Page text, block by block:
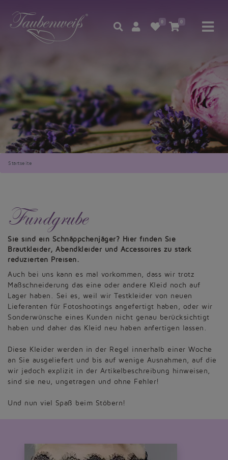
0 0
Startseite
Fundgrube
Sie sind ein Schnäppchenjäger? Hier finden Sie
Brautkleider, Abendkleider und Accessoires zu stark
reduzierten Preisen.
Auch bei uns kann es mal vorkommen, dass wir trotz
Maßschneiderung das eine oder andere Kleid noch auf
Lager haben. Sei es, weil wir Testkleider von neuen
Lieferanten für Fotoshootings angefertigt haben, oder wir
Sonderwünsche eines Kunden nicht genau berücksichtigt
haben und daher das Kleid neu haben anfertigen lassen.
Diese Kleider werden in der Regel innerhalb einer Woche
an Sie ausgeliefert und bis auf wenige Ausnahmen, auf die
wir jedoch explizit in der Artikelbeschreibung hinweisen,
sind sie neu, ungetragen und ohne Fehler!
Und nun viel Spaß beim Stöbern!